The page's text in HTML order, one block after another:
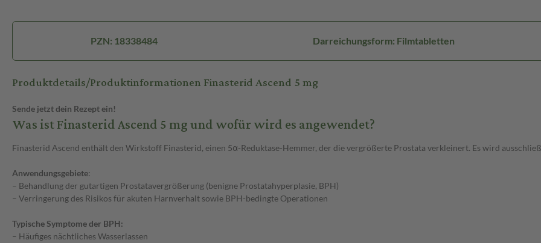
PZN: 18338484 Darreichungsform: Filmtabletten
Produktdetails/Produktinformationen Finasterid Ascend 5 mg
Sende jetzt dein Rezept ein!
Was ist Finasterid Ascend 5 mg und wofür wird es angewendet?
Finasterid Ascend enthält den Wirkstoff Finasterid, einen 5α-Reduktase-Hemmer, der die vergrößerte Prostata verkleinert. Es wird
Anwendungsgebiete:
– Behandlung der gutartigen Prostatavergrößerung (benigne Prostatahyperplasie, BPH)
– Verringerung des Risikos für akuten Harnverhalt sowie BPH-bedingte Operationen
Typische Symptome der BPH:
– Häufiges nächtliches Wasserlassen